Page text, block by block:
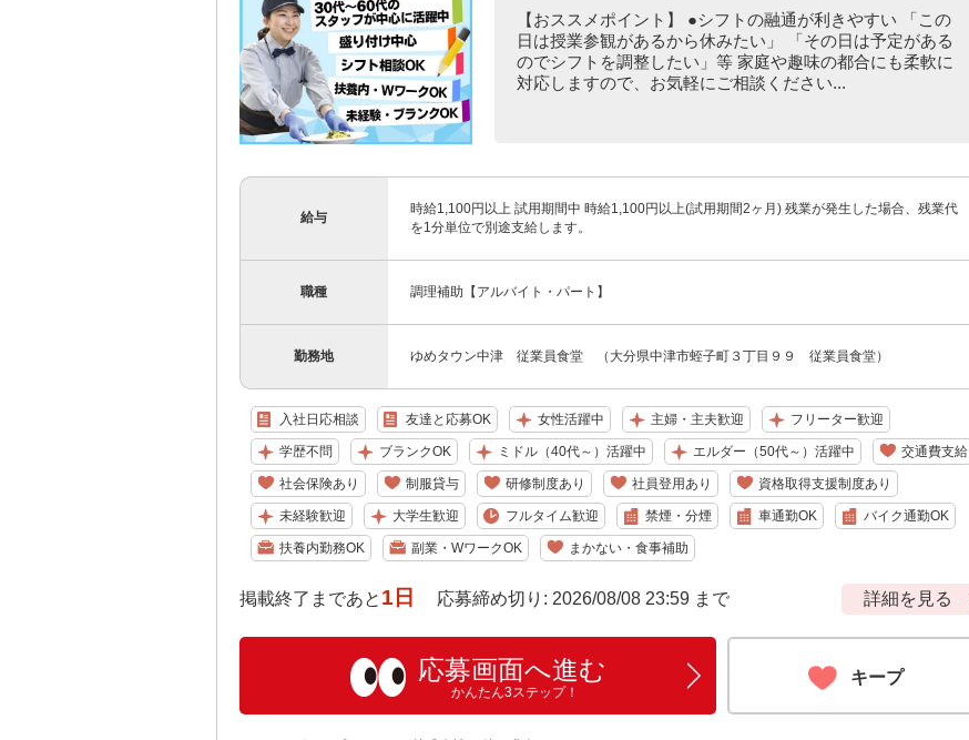
【おススメポイント】 ●シフトの融通が利きやすい 「この
日は授業参観があるから休みたい」 「その日は予定がある
のでシフトを調整したい」等 家庭や趣味の都合にも柔軟に
対応しますので、お気軽にご相談ください...
給与
時給1,100円以上 試用期間中 時給1,100円以上(試用期間2ヶ月) 残業が発生した場合、残業代
を1分単位で別途支給します。
職種 調理補助【アルバイト・パート】
勤務地 ゆめタウン中津 従業員食堂 （大分県中津市蛭子町３丁目９９ 従業員食堂）
入社日応相談 友達と応募OK 女性活躍中 主婦・主夫歓迎 フリーター歓迎
学歴不問 ブランクOK ミドル（40代～）活躍中 エルダー（50代～）活躍中 交通費支給
社会保険あり 制服貸与 研修制度あり 社員登用あり 資格取得支援制度あり
未経験歓迎 大学生歓迎 フルタイム歓迎 禁煙・分煙 車通勤OK バイク通勤OK
扶養内勤務OK 副業・WワークOK まかない・食事補助
掲載終了まであと 1日 応募締め切り: 2026/08/08 23:59 まで 詳細を見る
応募画面へ進む
かんたん3ステップ！
キープ